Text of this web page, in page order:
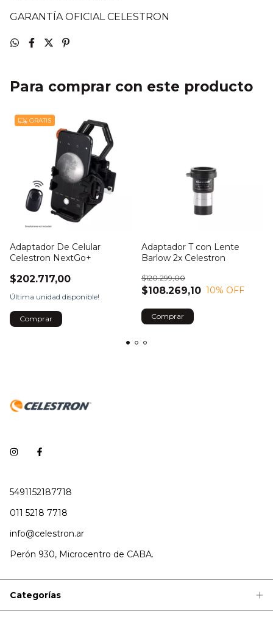
GARANTÍA OFICIAL CELESTRON
Para comprar con este producto
GRATIS
Adaptador De Celular
Celestron NextGo+
$202.717,00
Última unidad disponible!
Adaptador T con Lente
Barlow 2x Celestron
$108.269,10
$120.299,00
10% OFF
Comprar
5491152187718
011 5218 7718
info@celestron.ar
Perón 930, Microcentro de CABA.
Categorías